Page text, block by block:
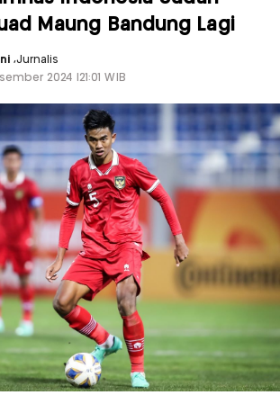
Maung Bandung Lagi
,Jurnalis
2024 |21:01 WIB